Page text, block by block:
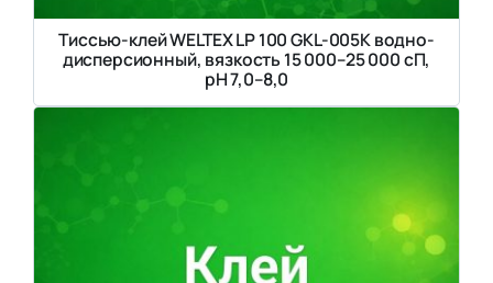
Тиссью-клей WELTEX LP 100 GKL-005K водно-
дисперсионный, вязкость 15 000–25 000 сП,
pH 7,0–8,0